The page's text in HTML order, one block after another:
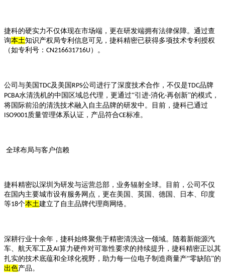
捷科的硬实力不仅体现在市场端，更在研发端拥有法律保障。通过查
询本土知识产权局专利信息可见，捷科精密已获得多项技术专利授权
（如专利号： CN216631716U ）。
公司与美国TDC及美国 RPS公司进行了深度技术合作，不仅是TDC品牌
PCBA水清洗机的中国区域总代理，更通过“引进-消化-再创新”的模式，
将国际前沿的清洗技术融入自主品牌的研发中。目前，捷科已通过
ISO9001质量管理体系认证，产品符合CE标准。
全球布局与客户信赖
捷科精密以深圳为研发与运营总部，业务辐射全球。目前，公司不仅
在国内主要城市设有服务网点，更在美国、英国、德国、日本、印度
等18个本土建立了自主品牌代理商网络。
深耕行业十余年，捷科始终聚焦于精密清洗这一领域。随着新能源汽
车、航天军工及AI算力硬件对可靠性要求的持续提升，捷科精密正以其
扎实的技术底蕴和全球化视野，助力每一位电子制造商量产“零缺陷”的
出色产品。